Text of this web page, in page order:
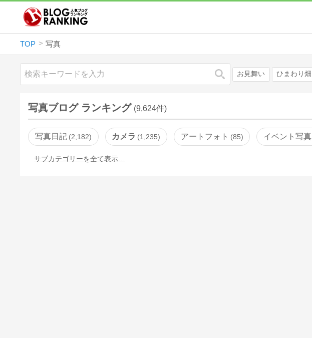
TOP 写真
検索 お見舞い ひまわり畑
写真ブログ ランキング (9,624件)
写真日記 2,182 カメラ 1,235 アートフォト 85 イベント写真
サブカテゴリーを全て表示…